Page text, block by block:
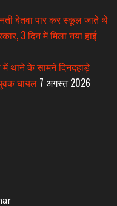
बेतवा पार कर स्कूल जाते थे
3 दिन में मिला नया हाई
में थाने के सामने दिनदहाड़े
घायल 7 अगस्त 2026